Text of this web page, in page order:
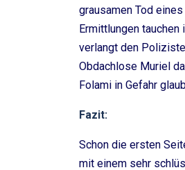
grausamen Tod
Ermittlungen
verlangt den
Obdachlose Muriel
Folami in Gefahr
Fazit:
Schon die ersten
mit einem sehr